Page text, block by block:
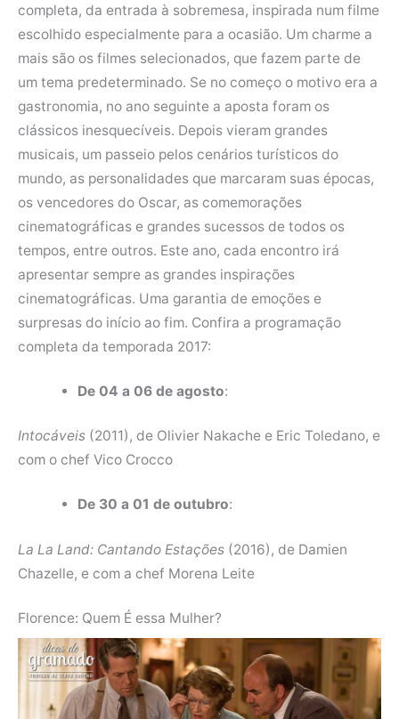
completa, da entrada à sobremesa, inspirada num filme
escolhido especialmente para a ocasião. Um charme a
mais são os filmes selecionados, que fazem parte de
um tema predeterminado. Se no começo o motivo era a
gastronomia, no ano seguinte a aposta foram os
clássicos inesquecíveis. Depois vieram grandes
musicais, um passeio pelos cenários turísticos do
mundo, as personalidades que marcaram suas épocas,
os vencedores do Oscar, as comemorações
cinematográficas e grandes sucessos de todos os
tempos, entre outros. Este ano, cada encontro irá
apresentar sempre as grandes inspirações
cinematográficas. Uma garantia de emoções e
surpresas do início ao fim. Confira a programação
completa da temporada 2017:
De 04 a 06 de agosto:
Intocáveis (2011), de Olivier Nakache e Eric Toledano, e
com o chef Vico Crocco
De 30 a 01 de outubro:
La La Land: Cantando Estações (2016), de Damien
Chazelle, e com a chef Morena Leite
Florence: Quem É essa Mulher?